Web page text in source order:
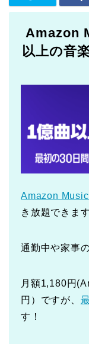
Amazon
以上の音
Amazon
き放題できます
通勤中や家事
月額1,180円
円）ですが、
す！